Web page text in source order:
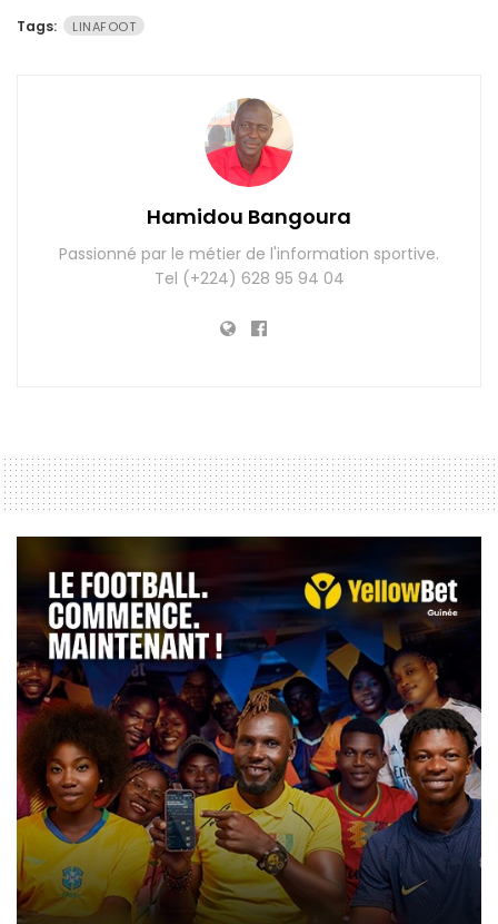
Tags: LINAFOOT
Hamidou Bangoura
Passionné par le métier de l'information sportive.
Tel (+224) 628 95 94 04